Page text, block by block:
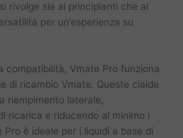
rivolge sia ai principianti che ai
per un’esperienza su
compatibilità, Vmate Pro funziona
di ricambio Vmate. Queste cialde
riempimento laterale,
ricarica e riducendo al minimo i
è ideale per i liquidi a base di